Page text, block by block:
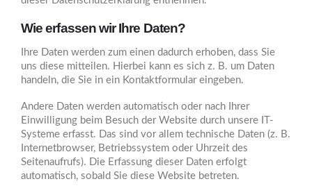
Wie erfassen wir Ihre Daten?
Ihre Daten werden zum einen dadurch erhoben, dass Sie
uns diese mitteilen. Hierbei kann es sich z. B. um Daten
handeln, die Sie in ein Kontaktformular eingeben.
Andere Daten werden automatisch oder nach Ihrer
Einwilligung beim Besuch der Website durch unsere IT-
Systeme erfasst. Das sind vor allem technische Daten (z. B.
Internetbrowser, Betriebssystem oder Uhrzeit des
Seitenaufrufs). Die Erfassung dieser Daten erfolgt
automatisch, sobald Sie diese Website betreten.